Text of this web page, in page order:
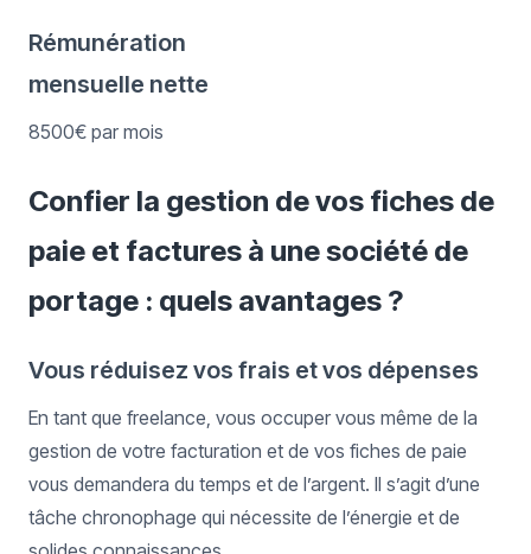
Rémunération
mensuelle nette
8500€ par mois
Confier la gestion de vos fiches de
paie et factures à une société de
portage : quels avantages ?
Vous réduisez vos frais et vos dépenses
En tant que freelance, vous occuper vous même de la
gestion de votre facturation et de vos fiches de paie
vous demandera du temps et de l’argent. Il s’agit d’une
tâche chronophage qui nécessite de l’énergie et de